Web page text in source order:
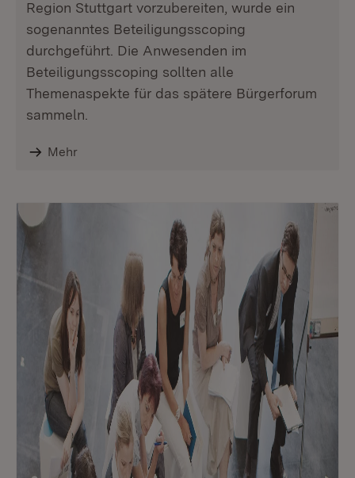
Region Stuttgart vorzubereiten, wurde ein
sogenanntes Beteiligungsscoping
durchgeführt. Die Anwesenden im
Beteiligungsscoping sollten alle
Themenaspekte für das spätere Bürgerforum
sammeln.
Mehr